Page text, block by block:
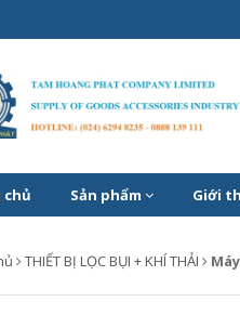
chủ Sản phẩm Giới
THIẾT BỊ LỌC BỤI + KHÍ THẢI